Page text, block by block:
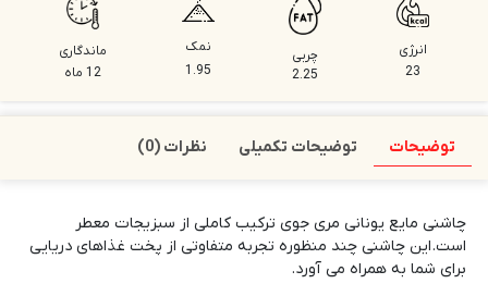
انرژی
23
چربی
2.25
نمک
1.95
ماندگاری
12 ماه
توضیحات توضیحات تکمیلی نظرات (0)
چاشنی مایع یونانی مری جوی ترکیب کاملی از سبزیجات معطر
است.این چاشنی چند منظوره تجربه متفاوتی از پخت غذاهای دریایی
برای شما به همراه می آورد.